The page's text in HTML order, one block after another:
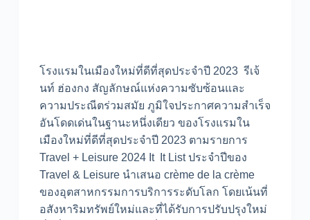
โรงแรมในเมืองใหม่ที่ดีที่สุดประจำปี 2023 รีเจ้
นท์ ฮ่องกง สัญลักษณ์แห่งความซับซ้อนและ
ความประณีตร่วมสมัย ภูมิใจประกาศความสำเร็จ
อันโดดเด่นในฐานะหนึ่งเดียว ของโรงแรมใน
เมืองใหม่ที่ดีที่สุดประจำปี 2023 ตามรายการ
Travel + Leisure 2024 It It List ประจำปีของ
Travel & Leisure นำเสนอ crème de la crème
ของอุตสาหกรรมการบริการระดับโลก โดยเน้นที่
อสังหาริมทรัพย์ใหม่และที่ได้รับการปรับปรุงใหม่